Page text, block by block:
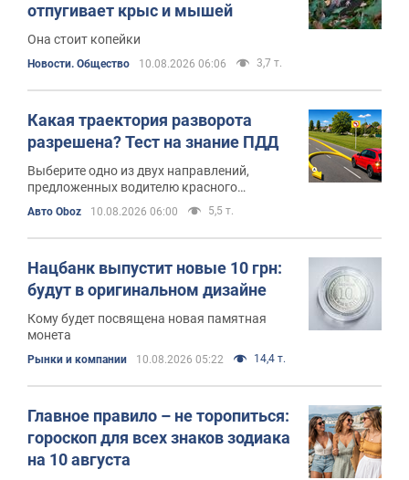
отпугивает крыс и мышей
Она стоит копейки
Новости. Общество 10.08.2026 06:06 3,7 т.
Какая траектория разворота
разрешена? Тест на знание ПДД
Выберите одно из двух направлений,
предложенных водителю красного
Авто Oboz 10.08.2026 06:00 5,5 т.
Нацбанк выпустит новые 10 грн:
будут в оригинальном дизайне
Кому будет посвящена новая памятная
монета
Рынки и компании 10.08.2026 05:22 14,4 т.
Главное правило – не торопиться:
гороскоп для всех знаков зодиака
на 10 августа